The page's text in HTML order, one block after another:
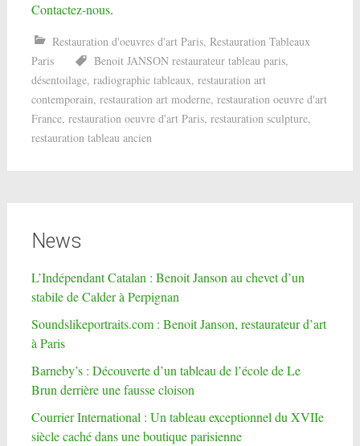
Contactez-nous.
Restauration d'oeuvres d'art Paris, Restauration Tableaux
Paris
Benoit JANSON restaurateur tableau paris,
désentoilage, radiographie tableaux, restauration art
contemporain, restauration art moderne, restauration oeuvre d'art
France, restauration oeuvre d'art Paris, restauration sculpture,
restauration tableau ancien
News
L’Indépendant Catalan : Benoit Janson au chevet d’un
stabile de Calder à Perpignan
Soundslikeportraits.com : Benoit Janson, restaurateur d’art
à Paris
Barneby’s : Découverte d’un tableau de l’école de Le
Brun derrière une fausse cloison
Courrier International : Un tableau exceptionnel du XVIIe
siècle caché dans une boutique parisienne